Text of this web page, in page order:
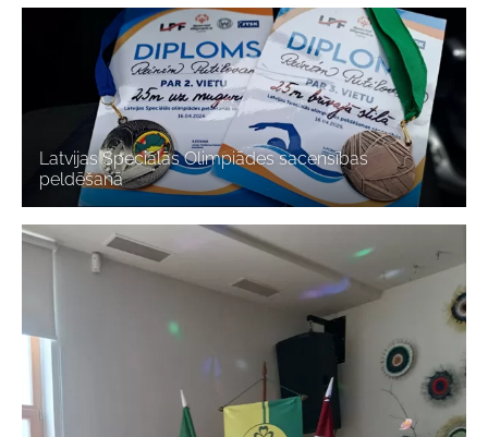
Latvijas Speciālās Olimpiādes sacensības
peldēšanā